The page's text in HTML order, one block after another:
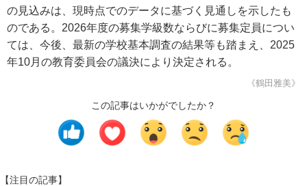
の見込みは、現時点でのデータに基づく見通しを示したも
のである。2026年度の募集学級数ならびに募集定員につい
ては、今後、最新の学校基本調査の結果等も踏まえ、2025
年10月の教育委員会の議決により決定される。
《鶴田雅美》
この記事はいかがでしたか？
【注目の記事】